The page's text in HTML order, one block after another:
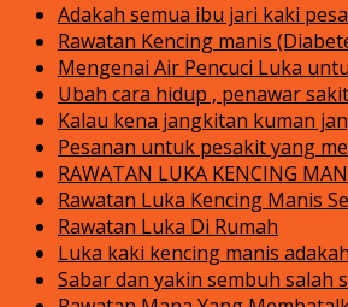
Adakah semua ibu jari kaki
Rawatan Kencing manis
Mengenai Air Pencuci Luka
Ubah cara hidup , penawar
Kalau kena jangkitan kuman
Pesanan untuk pesakit yang
RAWATAN LUKA KENCING
Rawatan Luka Kencing Manis
Rawatan Luka Di Rumah
Luka kaki kencing manis
Sabar dan yakin sembuh